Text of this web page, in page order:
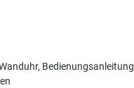
Bedienungsanleitung